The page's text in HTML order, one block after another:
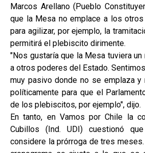
Marcos Arellano (Pueblo
que la Mesa no emplace a los
para agilizar, por ejemplo, la
permitirá el plebiscito dirimente.
"Nos gustaría que la Mesa tuviera
a otros poderes del Estado.
muy pasivo donde no se emplaza
políticamente para que el
de los plebiscitos, por ejemplo", dijo.
En tanto, en Vamos por Chile la
Cubillos (Ind. UDI) cuestionó
considere la prórroga de tres